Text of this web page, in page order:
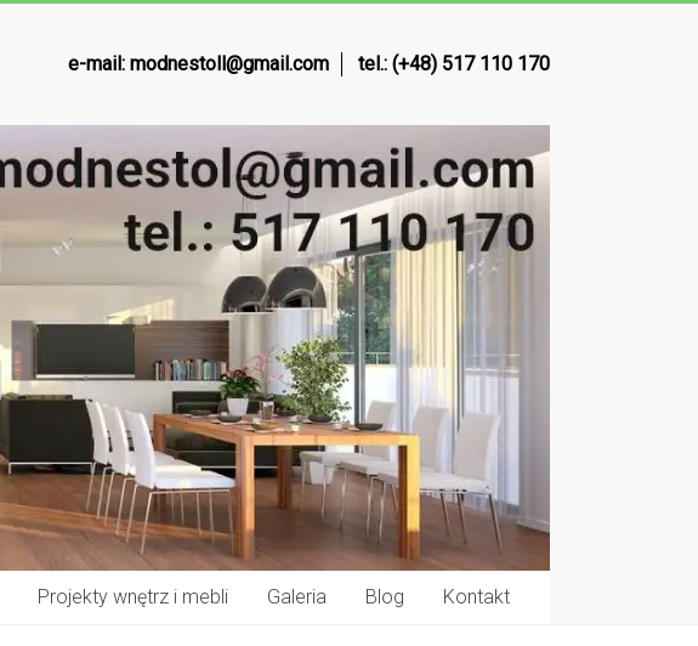
e-mail: modnestoll@gmail.com tel.: (+48) 517 110 170
Projekty wnętrz i mebli Galeria Blog Kontakt